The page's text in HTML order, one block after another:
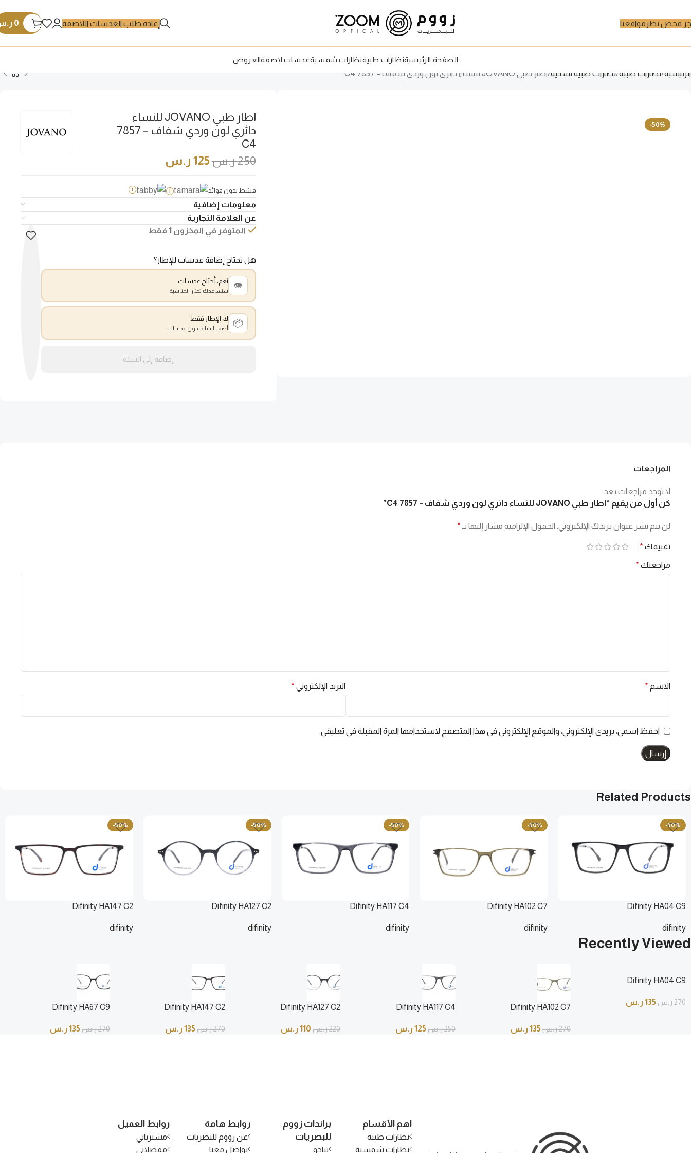
فحص نظر مواقعنا إعادة طلب العدسات اللاصقة 0
الصفحة الرئيسيةنظارات طبيةنظارات شمسيةعدسات لاصقةالعروض
الرئيسية نظارات طبية نظارات طبية نسائية اطار طبي JOVANO للنساء دائري لون وردي شفاف – 7857 C4
-50%
اطار طبي JOVANO للنساء
دائري لون وردي شفاف – 7857
C4
250ر.س125 ر.س
قسّط بدون فوائد i
i
معلومات إضافية
عن العلامة التجارية
المتوفر في المخزون 1 فقط
هل تحتاج إضافة عدسات للإطار؟
👁️ نعم، أحتاج عدسات
سنساعدك تختار المناسبة
📦 لا، الإطار فقط
أضف للسلة بدون عدسات
إضافة إلى السلة
المراجعات
لا توجد مراجعات بعد.
كن أول من يقيم “اطار طبي JOVANO للنساء دائري لون وردي شفاف – 7857 C4”
لن يتم نشر عنوان بريدك الإلكتروني. الحقول الإلزامية مشار إليها بـ *
تقييمك *
مراجعتك *
الاسم * البريد الإلكتروني *
احفظ اسمي، بريدي الإلكتروني، والموقع الإلكتروني في هذا المتصفح لاستخدامها المرة المقبلة في تعليقي.
Related Products
-50%
Difinity HA04 C9
difinity
270 ر.س 135ر.س
-50%
Difinity HA102 C7
difinity
-50%
Difinity HA117 C4
difinity
-50%
Difinity HA127 C2
difinity
-50%
Difinity HA147 C2
difinity
Recently Viewed
Difinity HA04 C9
270ر.س135 ر.س
Difinity HA102 C7
270ر.س135 ر.س
Difinity HA117 C4
250ر.س125 ر.س
Difinity HA127 C2
220ر.س 110 ر.س
Difinity HA147 C2
270ر.س135 ر.س
Difinity HA67 C9
270ر.س135 ر.س
اهم الأقسام
نظارات طبية
نظارات شمسية
براندات زووم
للبصريات
تياجو
روابط هامة
عن زووم للبصريات
تواصل معنا
روابط العميل
مشترياتي
مفضلاتي
☀️
ارفع وصفتك الطبية
✕ إغلاق